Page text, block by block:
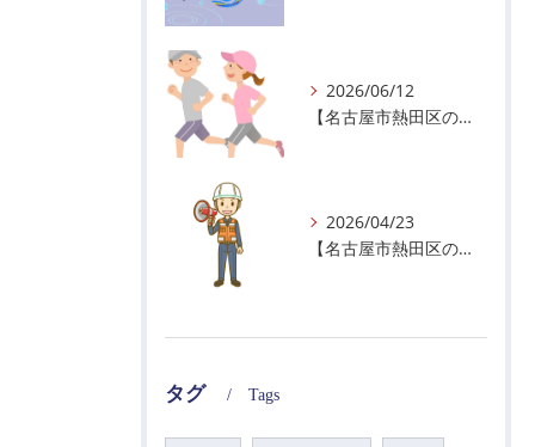
2026/06/12
【名古屋市熱田区の警備会社】暑熱順化で熱中症対策を！
2026/04/23
【名古屋市熱田区の警備会社】GWの面接状況について！
タグ Tags